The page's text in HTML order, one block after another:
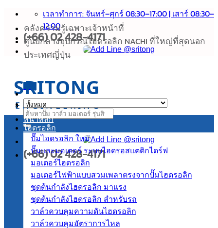
ข้าม
เนื้อหา
เวลาทำการ: จันทร์–ศุกร์ 08:30–17:00 | เสาร์ 08:30–
12:00
ศูนย์กลางอุปกรณ์ไฮดรอลิก NACHI ที่ใหญ่ที่สุดนอก
ประเทศญี่ปุ่น
คลังความรู้เฉพาะเจ้าหน้าที่
(+66) 02 428-4171
ENGINEERING
SRITONG
ค้นหา:
(+66) 02 428-4171
หน้าหลัก
ไฮดรอลิก
ปั๊มไฮดรอลิก
ปั๊มและมอเตอร์ ระบบไฮดรอสแตติกไดร์ฟ
มอเตอร์ไฮดรอลิก
มอเตอร์ไฟฟ้าแบบสวมเพลาตรงจากปั๊มไฮดรอลิก
ชุดต้นกำลังไฮดรอลิก
ชุดต้นกำลังไฮดรอลิก สำหรับรถ
วาล์วควบคุมความดันไฮดรอลิก
วาล์วควบคุมอัตราการไหล